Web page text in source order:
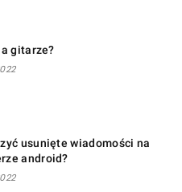
gitarze?
usunięte wiadomości na
android?